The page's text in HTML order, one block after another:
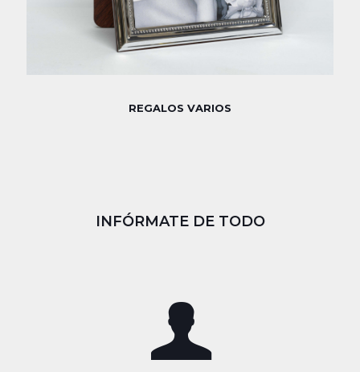
REGALOS VARIOS
INFÓRMATE DE TODO